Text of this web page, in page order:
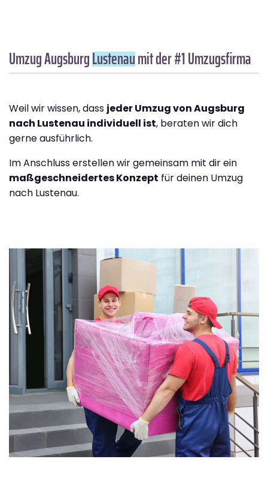
Umzug AugsburgLustenaumit der #1 Umzugsfirma
Weil wir wissen, dass jeder Umzug von Augsburg
nach Lustenau individuell ist, beraten wir dich
gerne ausführlich.
Im Anschluss erstellen wir gemeinsam mit dir ein
maßgeschneidertes Konzept für deinen Umzug
nach Lustenau.